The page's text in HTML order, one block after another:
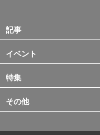
記事
イベント
特集
その他